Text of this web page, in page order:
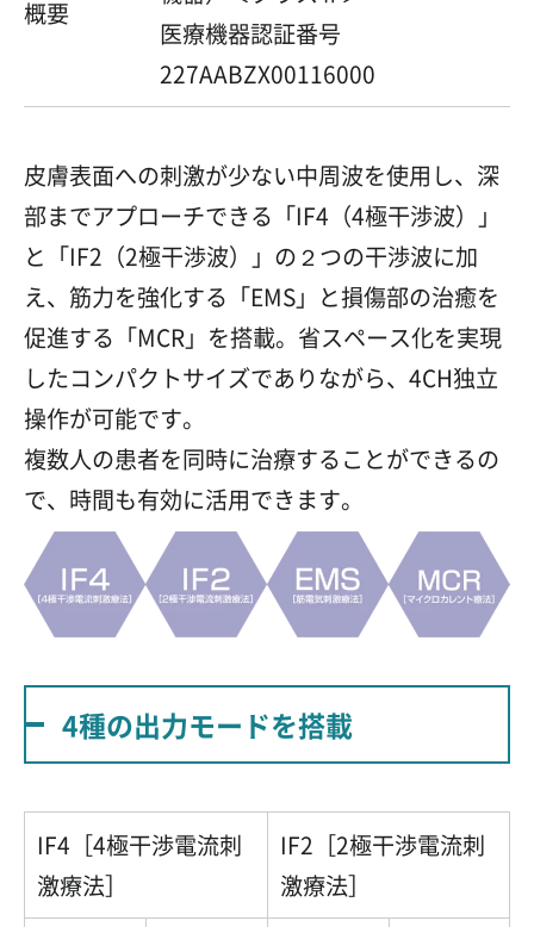
概要
医療機器認証番号
227AABZX00116000
皮膚表面への刺激が少ない中周波を使用し、深
部までアプローチできる「IF4（4極干渉波）」
と「IF2（2極干渉波）」の２つの干渉波に加
え、筋力を強化する「EMS」と損傷部の治癒を
促進する「MCR」を搭載。省スペース化を実現
したコンパクトサイズでありながら、4CH独立
操作が可能です。
複数人の患者を同時に治療することができるの
で、時間も有効に活用できます。
4種の出力モードを搭載
IF4［4極干渉電流刺
激療法］
IF2［2極干渉電流刺
激療法］